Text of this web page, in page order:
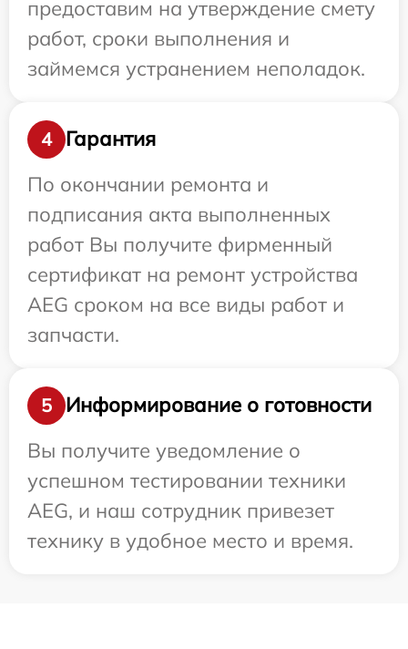
предоставим на утверждение смету
работ, сроки выполнения и
займемся устранением неполадок.
4
Гарантия
По окончании ремонта и
подписания акта выполненных
работ Вы получите фирменный
сертификат на ремонт устройства
AEG сроком на все виды работ и
запчасти.
5
Информирование о готовности
Вы получите уведомление о
успешном тестировании техники
AEG, и наш сотрудник привезет
технику в удобное место и время.